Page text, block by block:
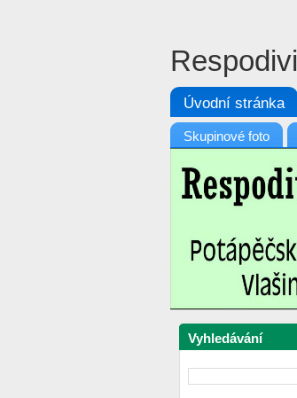
Úvodní stránka
Skupinové foto
Vyhledávání